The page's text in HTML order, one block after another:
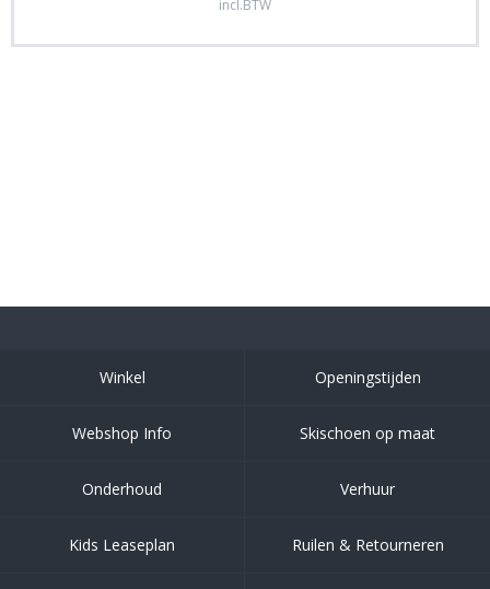
incl.BTW
Winkel Openingstijden
Webshop Info Skischoen op maat
Onderhoud Verhuur
Kids Leaseplan Ruilen & Retourneren